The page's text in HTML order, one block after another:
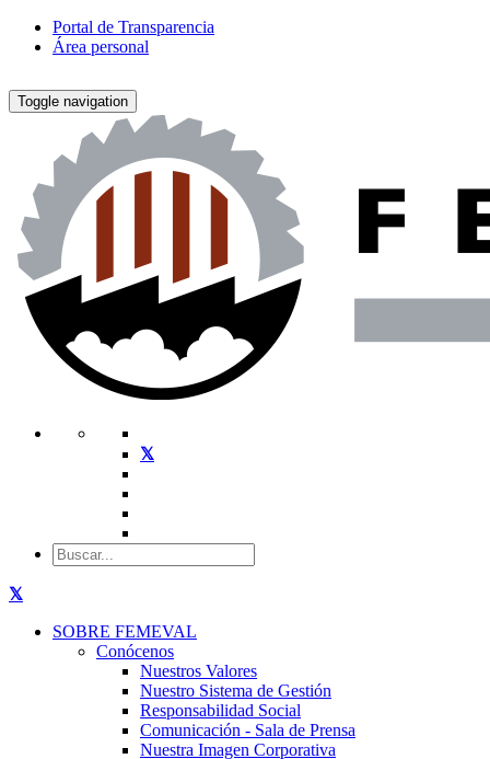
Portal de Transparencia
Área personal
Toggle navigation
SOBRE FEMEVAL
Conócenos
Nuestros Valores
Nuestro Sistema de Gestión
Responsabilidad Social
Comunicación - Sala de Prensa
Nuestra Imagen Corporativa